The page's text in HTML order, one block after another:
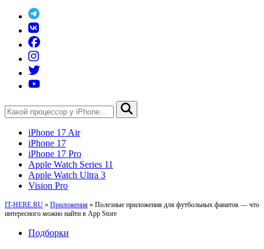
iPhone 17 Air
iPhone 17
iPhone 17 Pro
Apple Watch Series 11
Apple Watch Ultra 3
Vision Pro
IT-HERE.RU » Приложения » Полезные приложения для футбольных фанатов — что
интересного можно найти в App Store
Подборки